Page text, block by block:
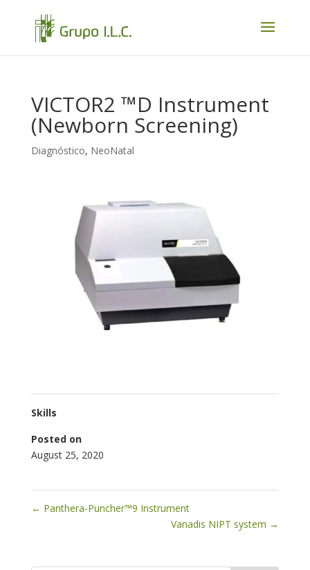
VICTOR2 ™D Instrument
(Newborn Screening)
Diagnóstico, NeoNatal
Skills
Posted on
August 25, 2020
← Panthera-Puncher™9 Instrument
Vanadis NIPT system →